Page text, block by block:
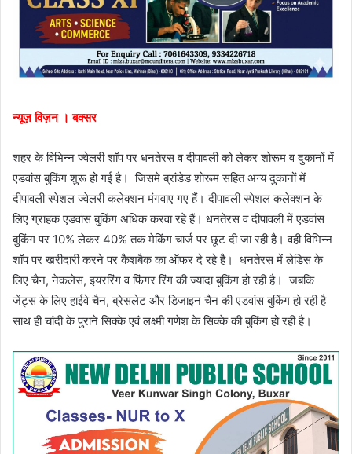
न्यूज़ विज़न । बक्सर
शहर के विभिन्न ज्वेलरी शॉप पर धनतेरस व दीपावली को लेकर शोरूम व दुकानों में
एडवांस बुकिंग शुरू हो गई है। जिसमे ब्रांडेड शोरूम सहित अन्य दुकानों में
दीपावली स्पेशल ज्वेलरी कलेक्शन मंगवाए गए हैं। दीपावली स्पेशल कलेक्शन के
लिए ग्राहक एडवांस बुकिंग अधिक करवा रहे हैं। धनतेरस व दीपावली में एडवांस
बुकिंग पर 10% लेकर 40% तक मेकिंग चार्ज पर छूट दी जा रही है। वही विभिन्न
शॉप पर खरीदारी करने पर कैशबैक का ऑफर दे रहे है। धनतेरस में लेडिस के
लिए चैन, नेकलेस, इयररिंग व फिंगर रिंग की ज्यादा बुकिंग हो रही है। जबकि
जेंट्स के लिए हाईवे चैन, ब्रेसलेट और डिजाइन चैन की एडवांस बुकिंग हो रही है
साथ ही चांदी के पुराने सिक्के एवं लक्ष्मी गणेश के सिक्के की बुकिंग हो रही है।